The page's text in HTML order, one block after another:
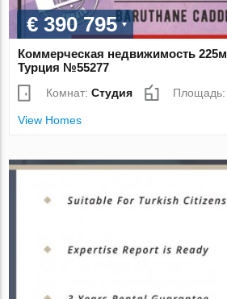
€ 390 795
Коммерческая недвижимость
Турция №55277
Комнат:Студия
View Homes